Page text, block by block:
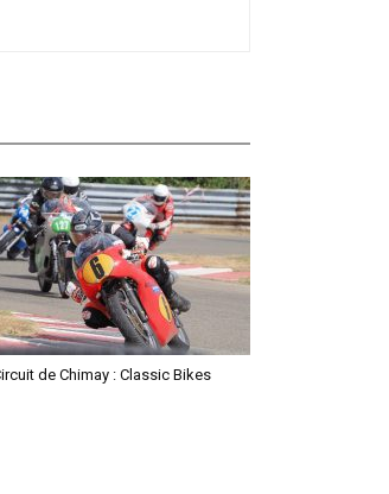
de Chimay : Classic Bikes